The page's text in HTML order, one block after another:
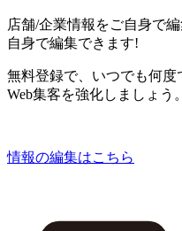
店舗/企業情報をご自身で
自身で編集できます!
無料登録で、いつでも何度
Web集客を強化しましょう。
情報の編集はこちら